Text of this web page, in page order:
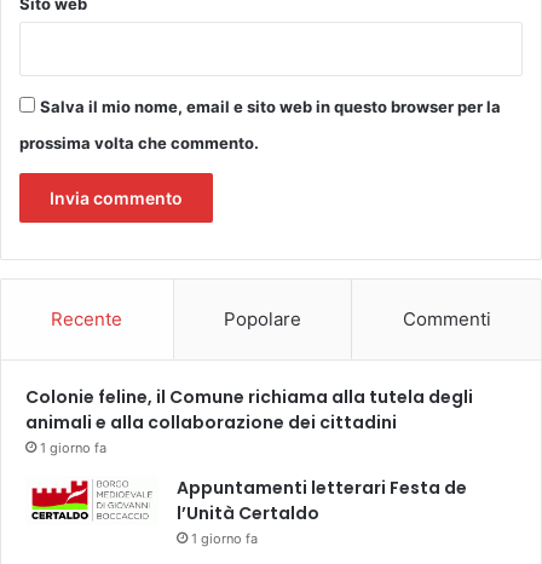
Salva il mio nome, email e sito web in questo browser per la
prossima volta che commento.
Recente Popolare Commenti
Colonie feline, il Comune richiama alla tutela degli
animali e alla collaborazione dei cittadini
1 giorno fa
Appuntamenti letterari Festa de
l’Unità Certaldo
1 giorno fa